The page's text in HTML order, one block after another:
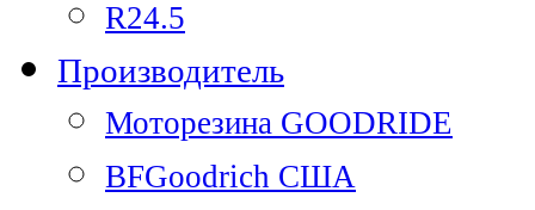
R24.5
Производитель
Моторезина GOODRIDE
BFGoodrich США